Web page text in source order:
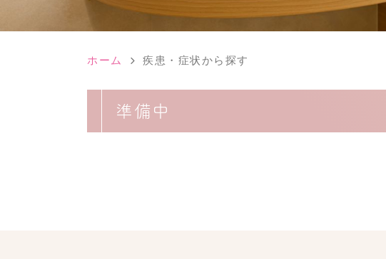
ホーム 疾患・症状から探す
準備中